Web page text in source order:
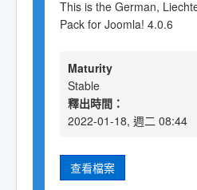
This is the German,
Pack for Joomla! 4.0.6
Maturity
Stable
釋出時間：
2022-01-18, 週二 08:44
查看檔案